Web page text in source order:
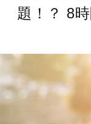
題！？ 8